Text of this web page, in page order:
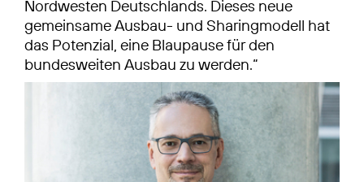
Nordwesten Deutschlands. Dieses neue
gemeinsame Ausbau- und Sharingmodell hat
das Potenzial, eine Blaupause für den
bundesweiten Ausbau zu werden.“